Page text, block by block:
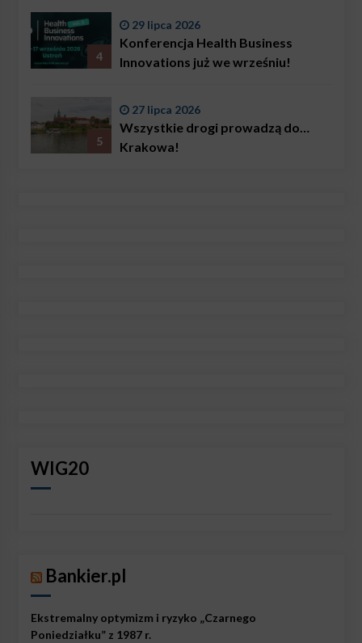
4
29 lipca 2026
Konferencja Health Business
Innovations już we wrześniu!
5
27 lipca 2026
Wszystkie drogi prowadzą do…
Krakowa!
WIG20
Bankier.pl
Ekstremalny optymizm i ryzyko „Czarnego
Poniedziałku” z 1987 r.